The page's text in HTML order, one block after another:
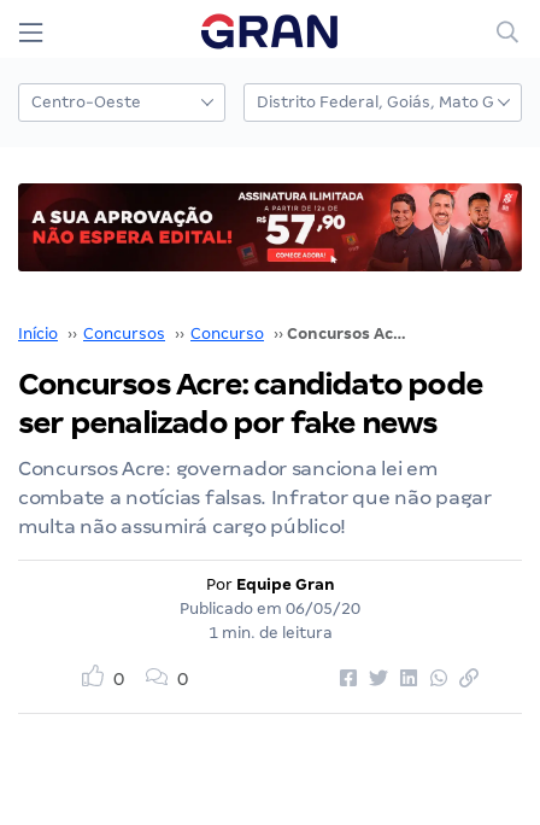
Início ›› Concursos ›› Concurso ›› Concursos Acre: candidato pode ser penalizado por fake news
Concursos Acre: candidato pode
ser penalizado por fake news
Concursos Acre: governador sanciona lei em
combate a notícias falsas. Infrator que não pagar
multa não assumirá cargo público!
Por Equipe Gran
Publicado em 06/05/20
1 min. de leitura
0 0